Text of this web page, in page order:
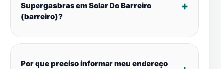
Supergasbras em Solar Do Barreiro
(barreiro)?
Por que preciso informar meu endereço